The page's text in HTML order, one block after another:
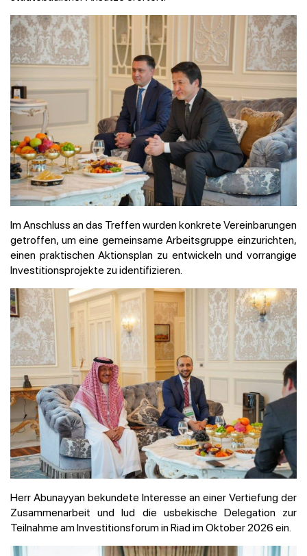
Im Anschluss an das Treffen wurden konkrete Vereinbarungen
getroffen, um eine gemeinsame Arbeitsgruppe einzurichten,
einen praktischen Aktionsplan zu entwickeln und vorrangige
Investitionsprojekte zu identifizieren.
Herr Abunayyan bekundete Interesse an einer Vertiefung der
Zusammenarbeit und lud die usbekische Delegation zur
Teilnahme am Investitionsforum in Riad im Oktober 2026 ein.